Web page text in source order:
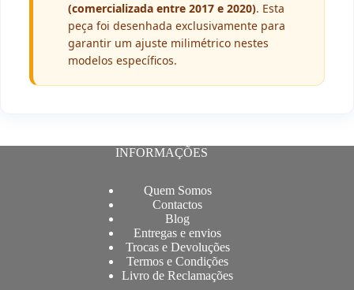
(comercializada entre 2017 e 2020). Esta
peça foi desenhada exclusivamente para
garantir um ajuste milimétrico nestes
modelos específicos.
INFORMAÇÕES
Quem Somos
Contactos
Blog
Entregas e envios
Trocas e Devoluções
Termos e Condições
Livro de Reclamações